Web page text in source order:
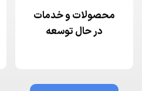
محصولات و خدمات
در حال توسعه